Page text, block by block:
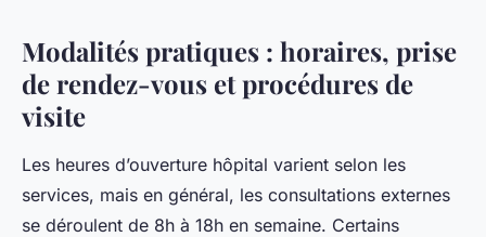
Modalités pratiques : horaires, prise
de rendez-vous et procédures de
visite
Les heures d’ouverture hôpital varient selon les
services, mais en général, les consultations externes
se déroulent de 8h à 18h en semaine. Certains